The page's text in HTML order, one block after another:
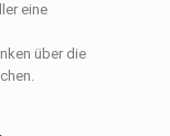
eine
über die